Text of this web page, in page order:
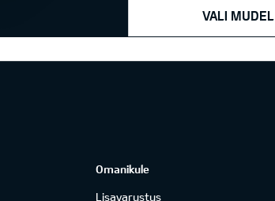
VALI MUDEL
Omanikule
Lisavarustus